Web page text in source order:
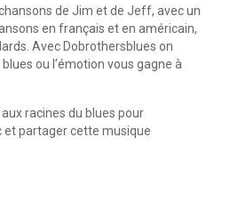
de Jim et de Jeff, avec un
en français et en américain,
Avec Dobrothersblues on
ou l’émotion vous gagne à
racines du blues pour
et partager cette musique